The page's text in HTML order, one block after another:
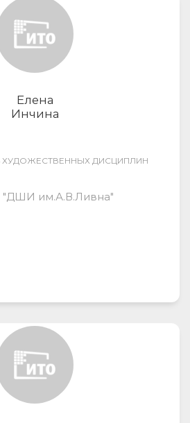
Елена
Инчина
ХУДОЖЕСТВЕННЫХ ДИСЦИПЛИН
им.А.В.Ливна"